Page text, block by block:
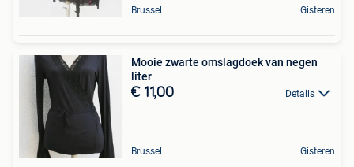
Brussel Gisteren
Mooie zwarte omslagdoek van negen
liter
€ 11,00 Details
Brussel Gisteren